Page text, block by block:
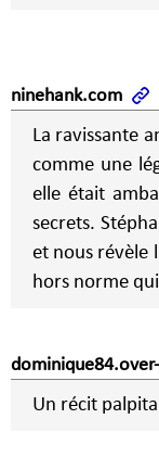
ninehank.com
La ravissante
comme une
elle était
secrets.
et nous révèle
hors norme
Un récit